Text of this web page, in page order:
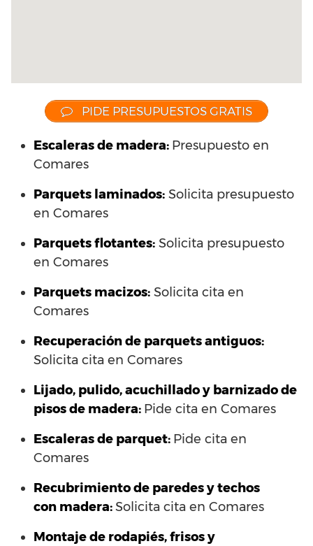
PIDE PRESUPUESTOS GRATIS
Escaleras de madera: Presupuesto en
Comares
Parquets laminados: Solicita presupuesto
en Comares
Parquets flotantes: Solicita presupuesto
en Comares
Parquets macizos: Solicita cita en
Comares
Recuperación de parquets antiguos:
Solicita cita en Comares
Lijado, pulido, acuchillado y barnizado de
pisos de madera: Pide cita en Comares
Escaleras de parquet: Pide cita en
Comares
Recubrimiento de paredes y techos
con madera:Solicita cita en Comares
Montaje de rodapiés, frisos y